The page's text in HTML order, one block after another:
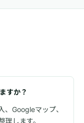
すか？
、Googleマップ、
します。